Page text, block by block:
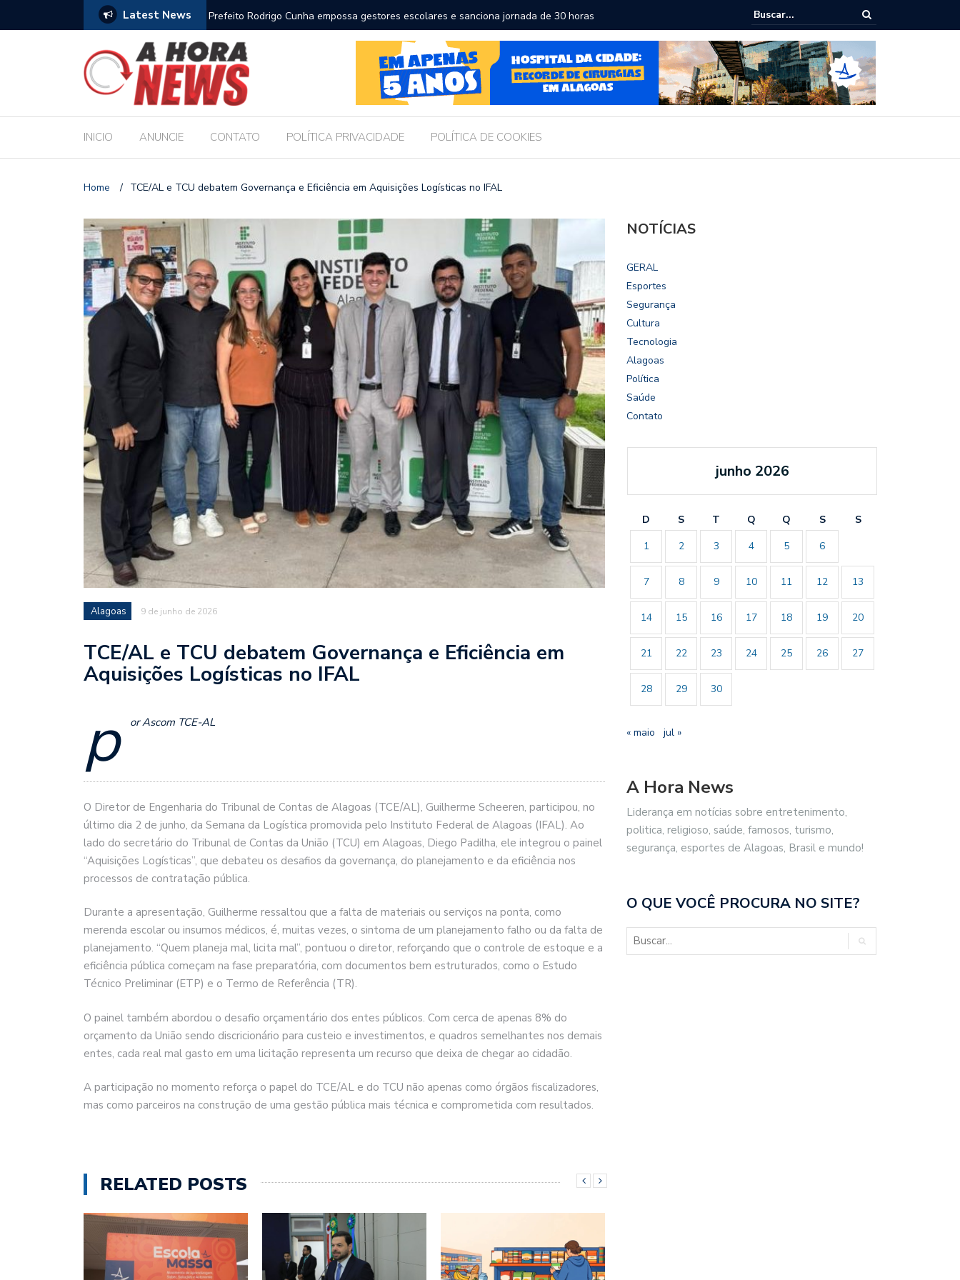
Latest News
escolares e sanciona jornada de 30 horas Escola Massa transforma a educação e amplia horizontes para estudantes da rede
pública de Maceió
Chico Filho destaca potencial esportivo, turístico e econômico da Maratona
Internacional de Maceió
INICIO ANUNCIE CONTATO POLÍTICA PRIVACIDADE POLÍTICA DE COOKIES
Home / TCE/AL e TCU debatem Governança e Eficiência em Aquisições Logísticas no IFAL
Alagoas 9 de junho de 2026
TCE/AL e TCU debatem Governança e Eficiência em
Aquisições Logísticas no IFAL
p or Ascom TCE-AL
O Diretor de Engenharia do Tribunal de Contas de Alagoas (TCE/AL), Guilherme Scheeren, participou, no
último dia 2 de junho, da Semana da Logística promovida pelo Instituto Federal de Alagoas (IFAL). Ao
lado do secretário do Tribunal de Contas da União (TCU) em Alagoas, Diego Padilha, ele integrou o painel
“Aquisições Logísticas”, que debateu os desafios da governança, do planejamento e da eficiência nos
processos de contratação pública.
Durante a apresentação, Guilherme ressaltou que a falta de materiais ou serviços na ponta, como
merenda escolar ou insumos médicos, é, muitas vezes, o sintoma de um planejamento falho ou da falta de
planejamento. “Quem planeja mal, licita mal”, pontuou o diretor, reforçando que o controle de estoque e a
eficiência pública começam na fase preparatória, com documentos bem estruturados, como o Estudo
Técnico Preliminar (ETP) e o Termo de Referência (TR).
O painel também abordou o desafio orçamentário dos entes públicos. Com cerca de apenas 8% do
orçamento da União sendo discricionário para custeio e investimentos, e quadros semelhantes nos demais
entes, cada real mal gasto em uma licitação representa um recurso que deixa de chegar ao cidadão.
A participação no momento reforça o papel do TCE/AL e do TCU não apenas como órgãos fiscalizadores,
mas como parceiros na construção de uma gestão pública mais técnica e comprometida com resultados.
RELATED POSTS
NOTÍCIAS
GERAL
Esportes
Segurança
Cultura
Tecnologia
Alagoas
Política
Saúde
Contato
junho 2026
D S T Q Q S
S
1
2 3 4 5 6
7 8 9 10 11 12 13
14 15 16 17 18 19 20
21 22 23 24 25 26 27
28 29 30
« maio jul »
A Hora News
Liderança em notícias sobre entretenimento,
politica, religioso, saúde, famosos, turismo,
segurança, esportes de Alagoas, Brasil e mundo!
O QUE VOCÊ PROCURA NO SITE?